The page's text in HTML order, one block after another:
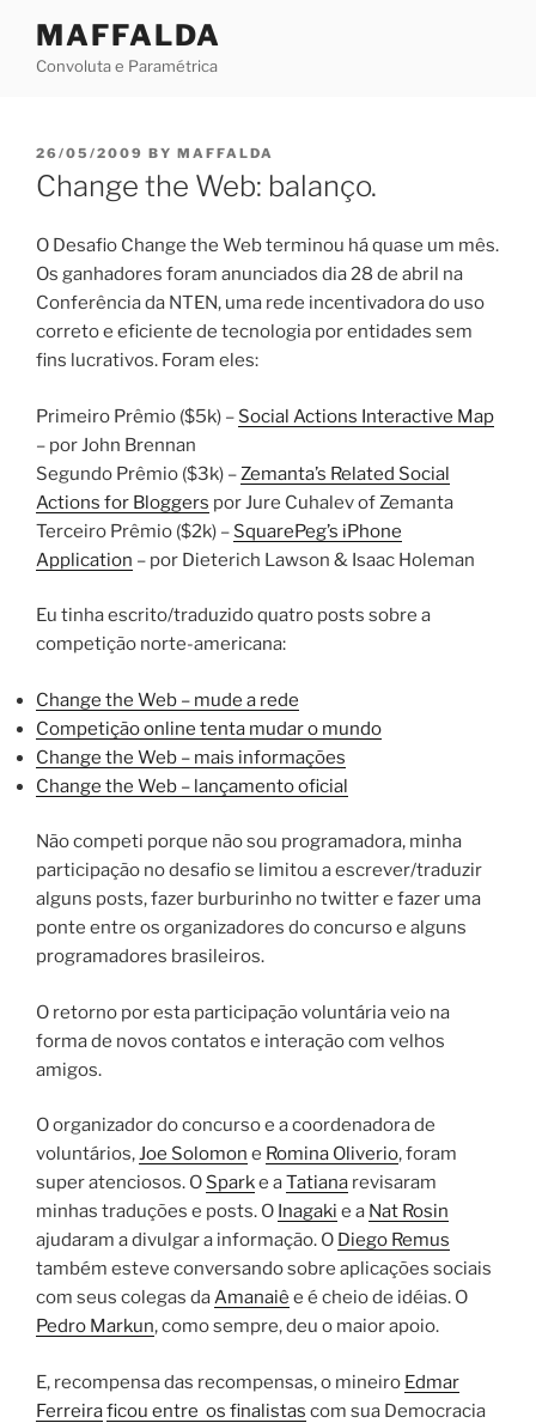
content
MAFFALDA
Convoluta e Paramétrica
POSTED
ON
26/05/2009 BY MAFFALDA
Change the Web: balanço.
O Desafio Change the Web terminou há quase um mês.
Os ganhadores foram anunciados dia 28 de abril na
Conferência da NTEN, uma rede incentivadora do uso
correto e eficiente de tecnologia por entidades sem
fins lucrativos. Foram eles:
Primeiro Prêmio ($5k) – Social Actions Interactive Map
– por John Brennan
Segundo Prêmio ($3k) –Zemanta’s Related Social
Actions for Bloggers por Jure Cuhalev of Zemanta
Terceiro Prêmio ($2k) – SquarePeg’s iPhone
Application – por Dieterich Lawson & Isaac Holeman
Eu tinha escrito/traduzido quatro posts sobre a
competição norte-americana:
Change the Web – mude a rede
Competição online tenta mudar o mundo
Change the Web – mais informações
Change the Web – lançamento oficial
Não competi porque não sou programadora, minha
participação no desafio se limitou a escrever/traduzir
alguns posts, fazer burburinho no twitter e fazer uma
ponte entre os organizadores do concurso e alguns
programadores brasileiros.
O retorno por esta participação voluntária veio na
forma de novos contatos e interação com velhos
amigos.
O organizador do concurso e a coordenadora de
voluntários,Joe Solomon e Romina Oliverio, foram
super atenciosos. O Sparke aTatiana revisaram
minhas traduções e posts. O Inagaki e a Nat Rosin
ajudaram a divulgar a informação. O Diego Remus
também esteve conversando sobre aplicações sociais
com seus colegas daAmanaiê e é cheio de idéias. O
Pedro Markun, como sempre, deu o maior apoio.
E, recompensa das recompensas, o mineiro Edmar
Ferreiraficou entre os finalistas com sua Democracia